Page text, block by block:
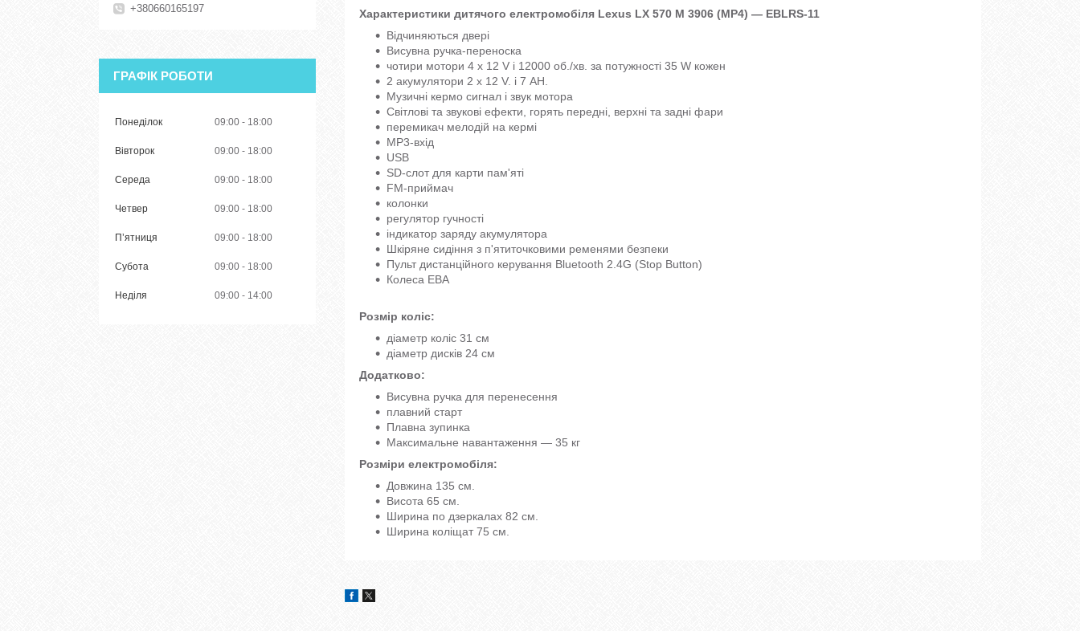
Характеристики дитячого електромобіля Lexus LX 570 M 3906 (MP4) — EBLRS-11
Відчиняються двері
Висувна ручка-переноска
чотири мотори 4 х 12 V і 12000 об./хв. за потужності 35 W кожен
2 акумулятори 2 х 12 V. і 7 AH.
Музичні кермо сигнал і звук мотора
Світлові та звукові ефекти, горять передні, верхні та задні фари
перемикач мелодій на кермі
МР3-вхід
USB
SD-слот для карти пам'яті
FM-приймач
колонки
регулятор гучності
індикатор заряду акумулятора
Шкіряне сидіння з п'ятиточковими ременями безпеки
Пульт дистанційного керування Bluetooth 2.4G (Stop Button)
Колеса ЕВА
Розмір коліс:
діаметр коліс 31 см
діаметр дисків 24 см
Додатково:
Висувна ручка для перенесення
плавний старт
Плавна зупинка
Максимальне навантаження — 35 кг
Розміри електромобіля:
Довжина 135 см.
Висота 65 см.
Ширина по дзеркалах 82 см.
Ширина коліщат 75 см.
+380660165197
ГРАФІК РОБОТИ
Понеділок 09:00 18:00
Вівторок 09:00 18:00
Середа 09:00 18:00
Четвер 09:00 18:00
Пʼятниця 09:00 18:00
Субота 09:00 18:00
Неділя 09:00 14:00